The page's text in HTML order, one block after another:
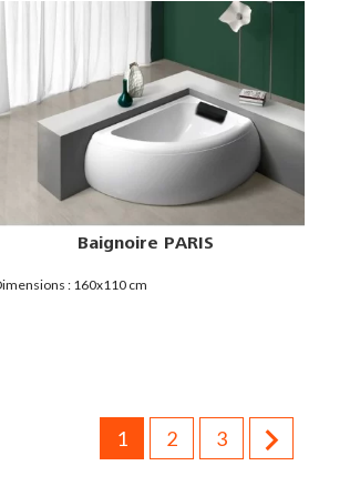
Baignoire PARIS
: 160x110 cm
1 2 3 